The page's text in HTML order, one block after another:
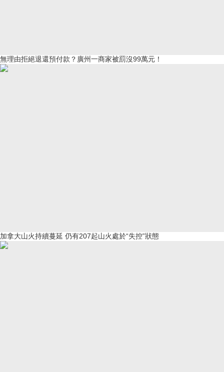
無理由拒絕退還預付款？廣州一商家被罰沒99萬元！
加拿大山火持續蔓延 仍有207起山火處於“失控”狀態